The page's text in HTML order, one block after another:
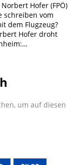
Hofer (FPÖ)
schreiben vom
dem Flugzeug?
Hofer droht
um auf diesen